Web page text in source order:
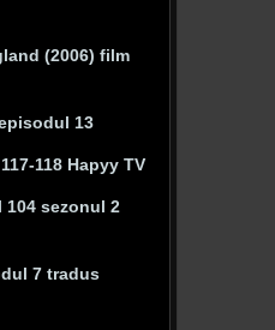
(2006) film
13
118 Hapyy TV
sezonul 2
7 tradus